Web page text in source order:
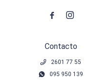
Contacto
2601 77 55
095 950 139
 